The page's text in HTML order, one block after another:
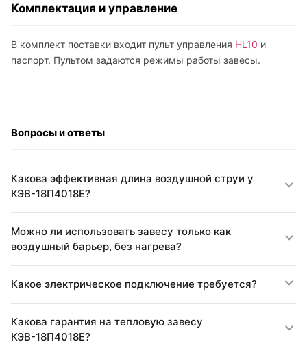
Комплектация и управление
В комплект поставки входит пульт управления HL10 и
паспорт. Пультом задаются режимы работы завесы.
Вопросы и ответы
Какова эффективная длина воздушной струи у
КЭВ-18П4018Е?
Можно ли использовать завесу только как
воздушный барьер, без нагрева?
Какое электрическое подключение требуется?
Какова гарантия на тепловую завесу
КЭВ-18П4018Е?